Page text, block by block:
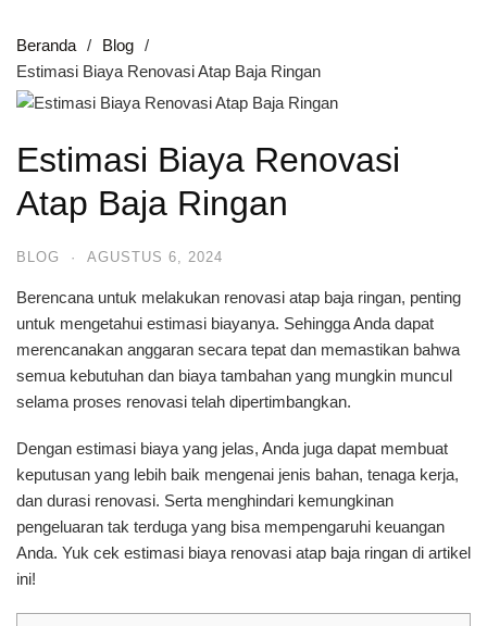
Beranda
Blog
Estimasi Biaya Renovasi Atap Baja Ringan
Estimasi Biaya Renovasi
Atap Baja Ringan
BLOG · AGUSTUS 6, 2024
Berencana untuk melakukan renovasi atap baja ringan, penting
untuk mengetahui estimasi biayanya. Sehingga Anda dapat
merencanakan anggaran secara tepat dan memastikan bahwa
semua kebutuhan dan biaya tambahan yang mungkin muncul
selama proses renovasi telah dipertimbangkan.
Dengan estimasi biaya yang jelas, Anda juga dapat membuat
keputusan yang lebih baik mengenai jenis bahan, tenaga kerja,
dan durasi renovasi. Serta menghindari kemungkinan
pengeluaran tak terduga yang bisa mempengaruhi keuangan
Anda. Yuk cek estimasi biaya renovasi atap baja ringan di artikel
ini!